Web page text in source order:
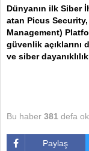
Dünyanın ilk Siber
atan Picus
Management)
güvenlik açıklarını
ve siber
Bu haber 381 defa
Paylaş